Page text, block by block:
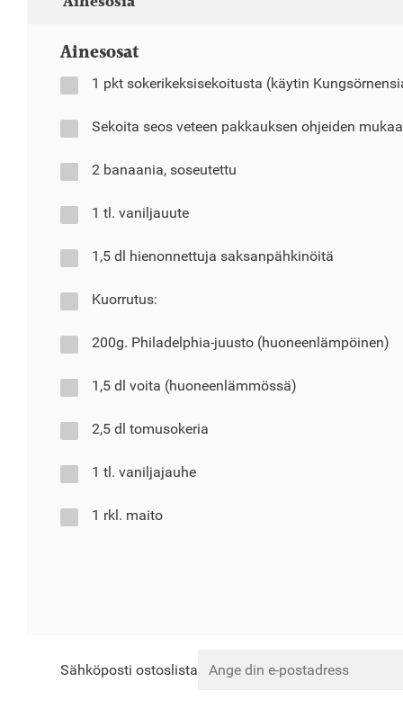
Ainesosat
1 pkt sokerikeksisekoitusta (käytin
Sekoita seos veteen pakkauksen ohjeiden
2 banaania, soseutettu
1 tl. vaniljauute
1,5 dl hienonnettuja saksanpähkinöitä
Kuorrutus:
200g. Philadelphia-juusto (huoneenlämpöinen)
1,5 dl voita (huoneenlämmössä)
2,5 dl tomusokeria
1 tl. vaniljajauhe
1 rkl. maito
Sähköposti ostoslista